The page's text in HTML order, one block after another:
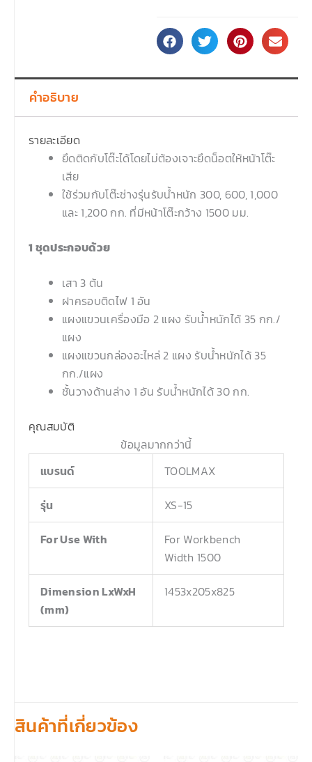
คำอธิบาย
รายละเอียด
ยึดติดกับโต๊ะได้โดยไม่ต้องเจาะยึดน็อตให้หน้าโต๊ะ
เสีย
ใช้ร่วมกับโต๊ะช่างรุ่นรับน้ำหนัก 300, 600, 1,000
และ 1,200 กก. ที่มีหน้าโต๊ะกว้าง 1500 มม.
1 ชุดประกอบด้วย
เสา 3 ต้น
ฝาครอบติดไฟ 1 อัน
แผงแขวนเครื่องมือ 2 แผง รับน้ำหนักได้ 35 กก./
แผง
แผงแขวนกล่องอะไหล่ 2 แผง รับน้ำหนักได้ 35
กก./แผง
ชั้นวางด้านล่าง 1 อัน รับน้ำหนักได้ 30 กก.
คุณสมบัติ
ข้อมูลมากกว่านี้
แบรนด์
TOOLMAX
รุ่น XS-15
For Use With
For Workbench
Width 1500
Dimension LxWxH
(mm)
1453x205x825
สินค้าที่เกี่ยวข้อง